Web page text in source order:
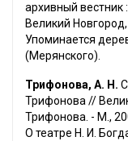
архивный вестник
Великий
Упоминается
(Мерянского).
Трифонова, А. Н.
Трифонова //
Трифонова. - М.,
О театре Н. И.